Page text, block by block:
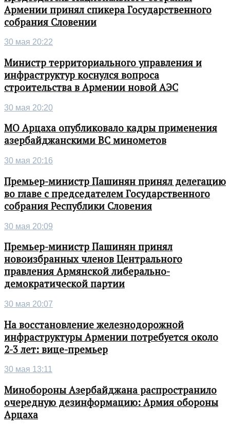
Армении принял спикера Государственного
собрания Словении
30 мая 20:22
Министр территориального управления и
инфраструктур коснулся вопроса
строительства в Армении новой АЭС
30 мая 20:20
МО Арцаха опубликовало кадры применения
азербайджанскими ВС минометов
30 мая 20:16
Премьер-министр Пашинян принял делегацию
во главе с председателем Государственного
собрания Республики Словения
30 мая 20:09
Премьер-министр Пашинян принял
новоизбранных членов Центрального
правления Армянской либерально-
демократической партии
30 мая 20:07
На восстановление железнодорожной
инфраструктуры Армении потребуется около
2-3 лет: вице-премьер
30 мая 13:11
Минобороны Азербайджана распространило
очередную дезинформацию: Армия обороны
Арцаха